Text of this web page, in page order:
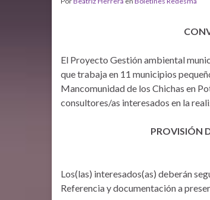
El Proyecto Gestión ambiental
que trabaja en 11 municipios
Mancomunidad de los Chichas en
consultores/as interesados en la
PROVISIÓN
Los(las) interesados(as) deberán
Referencia y documentación a